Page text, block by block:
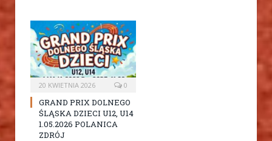
20 KWIETNIA 2026 0
GRAND PRIX DOLNEGO
ŚLĄSKA DZIECI U12, U14
1.05.2026 POLANICA
ZDRÓJ